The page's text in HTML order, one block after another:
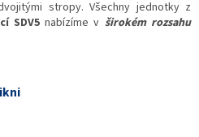
stropy. Všechny jednotky z
SDV5 nabízíme v širokém rozsahu